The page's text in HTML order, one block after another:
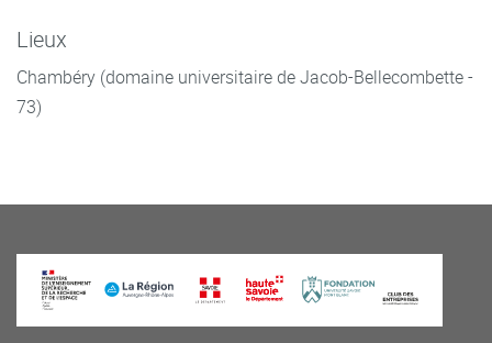
Lieux
Chambéry (domaine universitaire de Jacob-Bellecombette -
73)